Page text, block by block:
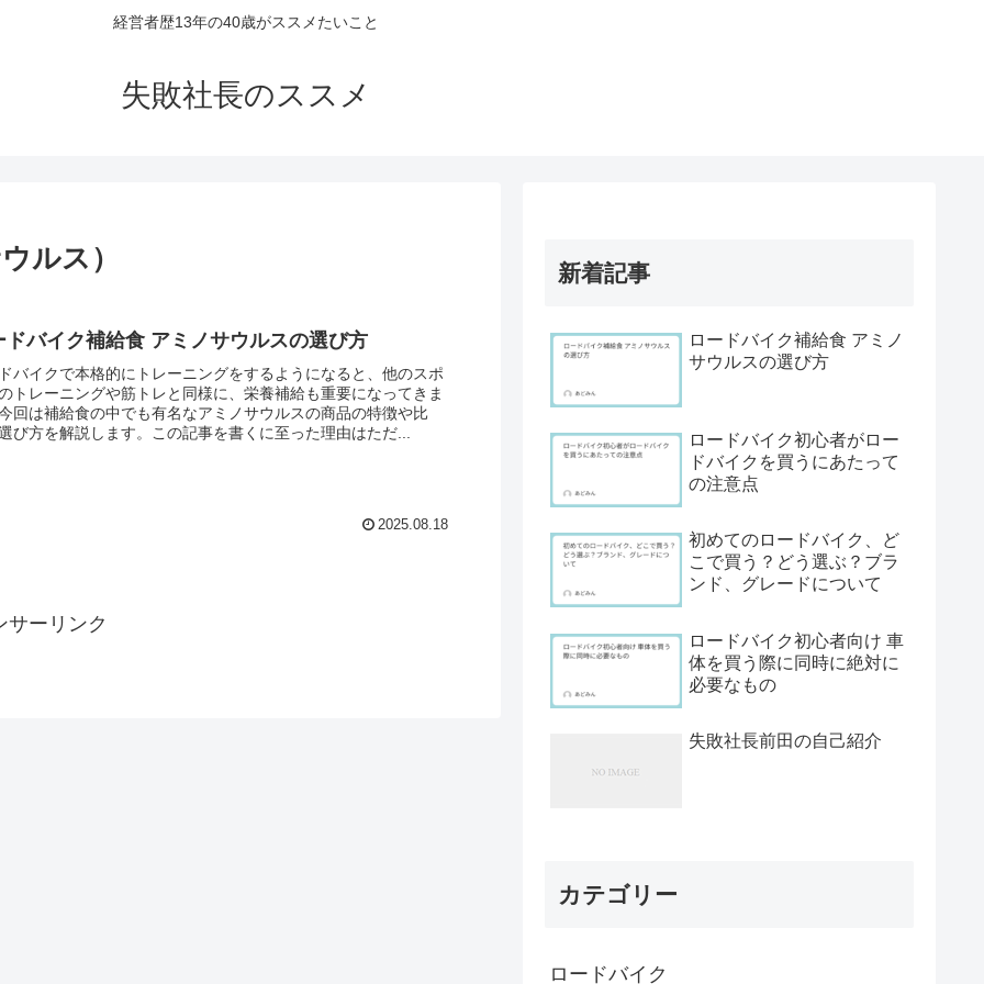
経営者歴13年の40歳がススメたいこと
失敗社長のススメ
ルス）
ドバイク補給食 アミノサウルスの選び方
バイクで本格的にトレーニングをするようになると、他のスポ
トレーニングや筋トレと同様に、栄養補給も重要になってきま
回は補給食の中でも有名なアミノサウルスの商品の特徴や比
び方を解説します。この記事を書くに至った理由はただ...
2025.08.18
サーリンク
新着記事
ロードバイク補給食 アミノ
サウルスの選び方
ロードバイク初心者がロー
ドバイクを買うにあたって
の注意点
初めてのロードバイク、ど
こで買う？どう選ぶ？ブラ
ンド、グレードについて
ロードバイク初心者向け 車
体を買う際に同時に絶対に
必要なもの
失敗社長前田の自己紹介
カテゴリー
ロードバイク